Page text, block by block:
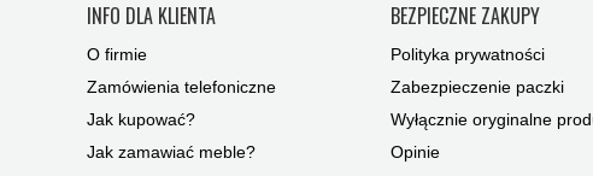
INFO DLA KLIENTA
O firmie
Zamówienia telefoniczne
Jak kupować?
Jak zamawiać meble?
BEZPIECZNE ZAKUPY
Polityka prywatności
Zabezpieczenie paczki
Wyłącznie oryginalne
Opinie